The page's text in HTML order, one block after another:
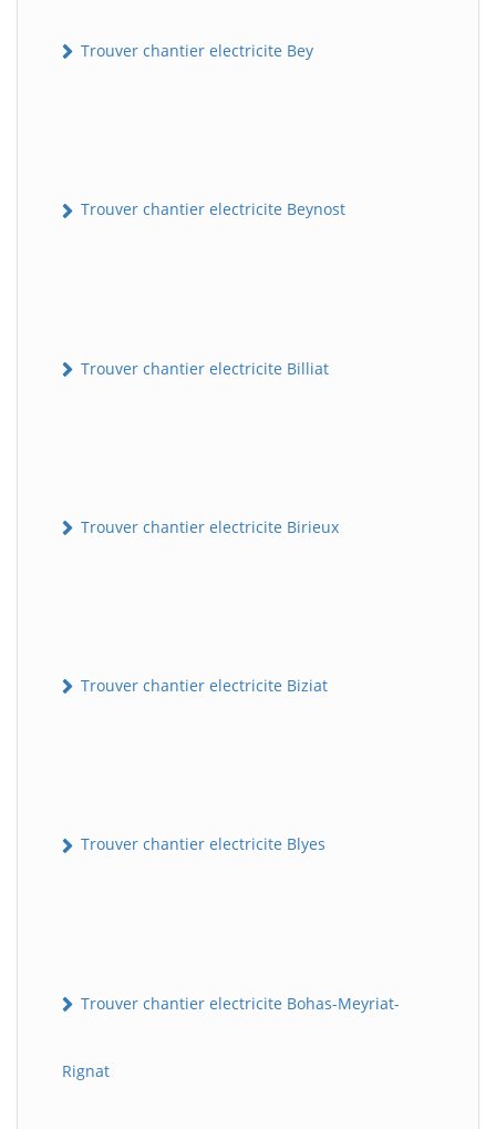
Trouver chantier electricite Bey
Trouver chantier electricite Beynost
Trouver chantier electricite Billiat
Trouver chantier electricite Birieux
Trouver chantier electricite Biziat
Trouver chantier electricite Blyes
Trouver chantier electricite Bohas-Meyriat-
Rignat